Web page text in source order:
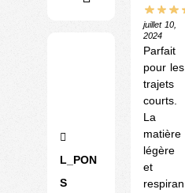
L_PON
S
juillet 10,
2024
Parfait
pour les
trajets
courts.
La
matière
légère
et
respiran